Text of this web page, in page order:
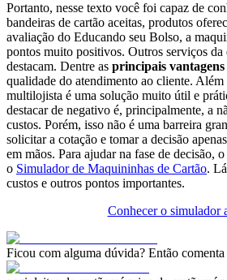
Portanto, nesse texto você foi capaz de
bandeiras de cartão aceitas, produtos
avaliação do Educando seu Bolso, a
pontos muito positivos. Outros serviços da
destacam. Dentre as principais vantagens
qualidade do atendimento ao cliente. Além
multilojista é uma solução muito útil e
destacar de negativo é, principalmente, a
custos. Porém, isso não é uma barreira
solicitar a cotação e tomar a decisão
em mãos. Para ajudar na fase de decisão,
o Simulador de Maquininhas de Cartão.
custos e outros pontos importantes.
Conhecer o simulador
Ficou com alguma dúvida? Então